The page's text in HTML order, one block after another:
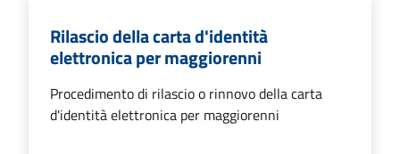
Rilascio della carta d'identità
elettronica per maggiorenni
Procedimento di rilascio o rinnovo della carta
d'identità elettronica per maggiorenni